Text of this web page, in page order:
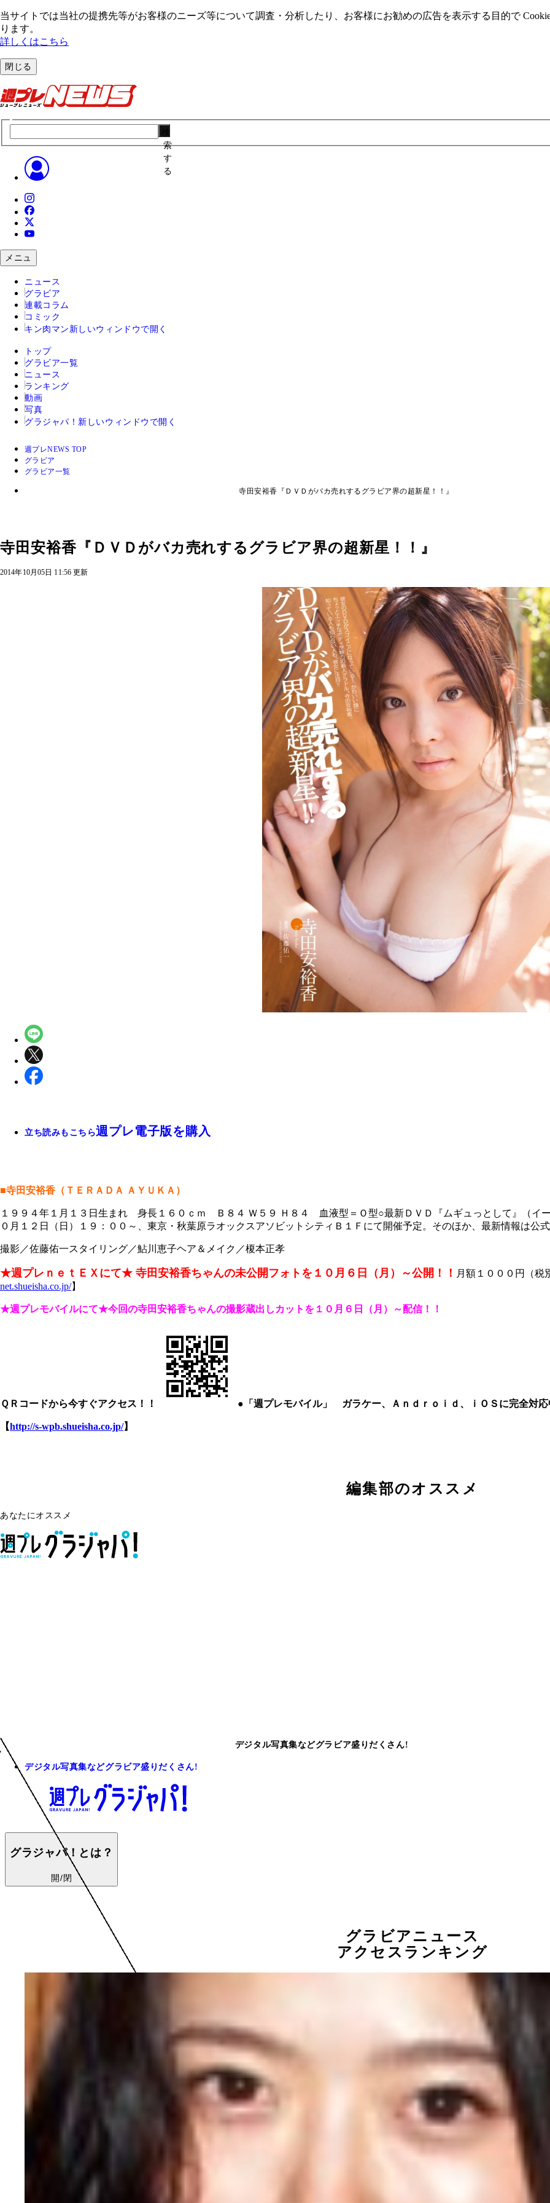
当サイトでは当社の提携先等がお客様のニーズ等について調査・分析したり、お客様にお勧めの広告を表⽰する⽬的で
ります。
詳しくはこちら
閉じる
索
す
る
メニュ
ニュース
グラビア
連載コラム
コミック
キン肉マン 新しいウィンドウで開く
トップ
グラビア一覧
ニュース
ランキング
動画
写真
グラジャパ！ 新しいウィンドウで開く
週プレNEWS TOP
グラビア
グラビア一覧
寺田安裕香『ＤＶＤがバカ売れするグラビア界の超新星！！』
寺田安裕香『ＤＶＤがバカ売れするグラビア界の超新星！！』
2014年10月05日 11:56 更新
立ち読みもこちら週プレ電子版を購入
■寺田安裕香（ＴＥＲＡＤＡ ＡＹＵＫＡ）
１９９４年１月１３日生まれ 身長１６０ｃｍ Ｂ８４ Ｗ５９ Ｈ８４ 血液型＝Ｏ型○最新ＤＶＤ『ムギュっとして』（イ
０月１２日（日）１９：００～、東京・秋葉原ラオックスアソビットシティＢ１Ｆにて開催予定。そのほか、最新情報は公式
撮影／佐藤佑一スタイリング／鮎川恵子ヘア＆メイク／榎本正孝
★週プレｎｅｔＥＸにて★ 寺田安裕香ちゃんの未公開フォトを １０月６日（月）～公開！！ 月額１０００円（税
net.shueisha.co.jp/】
★週プレモバイルにて★今回の寺田安裕香ちゃんの撮影蔵出しカットを １０月６日（月）～配信！！
ＱＲコードから今すぐアクセス！！ ●「週プレモバイル」 ガラケー、Ａｎｄｒｏｉｄ、ｉＯＳに完全対応
【http://s-wpb.shueisha.co.jp/】
編集部のオススメ
あなたにオススメ
デジタル写真集などグラビア盛りだくさん!
デジタル写真集などグラビア盛りだくさん!
グラジャパ！とは？
開/閉
グラビアニュース
アクセスランキング